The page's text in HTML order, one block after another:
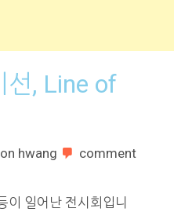
선, Line of
hwang comment
이 일어난 전시회입니